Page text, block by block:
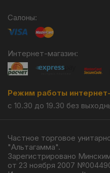
Салоны:
Интернет-магазин:
Режим работы
с 10.30 до 19.30 без
Частное торговое
"Альтагамма".
Зарегистрировано
от 23 ноября 2007